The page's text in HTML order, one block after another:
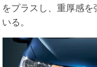
をプラスし、重厚感
いる。